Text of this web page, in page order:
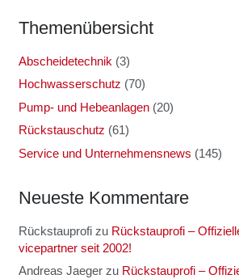
The­men­über­sicht
Abscheidetechnik (3)
Hochwasserschutz (70)
Pump- und Hebeanlagen(20)
Rückstauschutz (61)
Service und Unternehmensnews (145)
Neu­es­te Kom­men­ta­re
Rückstauprofizu Rück­stau­pro­fi –
vice­part­ner seit 2002!
Andreas Jaegerzu Rück­stau­pro­fi –